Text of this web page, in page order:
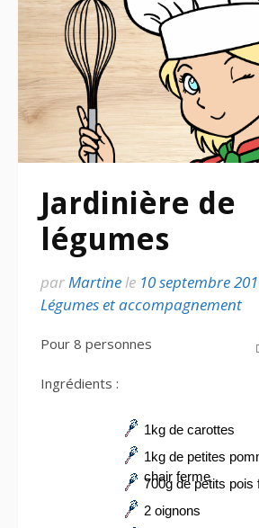
Jardinière de
légumes
par Martine le 10 septembre
Légumes et accompagnement
Pour 8 personnes
Ingrédients :
1kg de carottes
1kg de petites
chair ferme
700g de petits pois
2 oignons